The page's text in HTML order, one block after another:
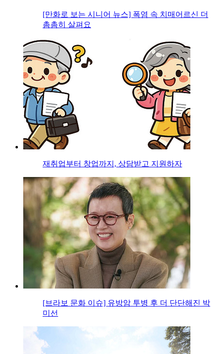
[만화로 보는 시니어 뉴스] 폭염 속 치매어르신 더
촘촘히 살펴요
재취업부터 창업까지, 상담받고 지원하자
[브라보 문화 이슈] 유방암 투병 후 더 단단해진 박
미선